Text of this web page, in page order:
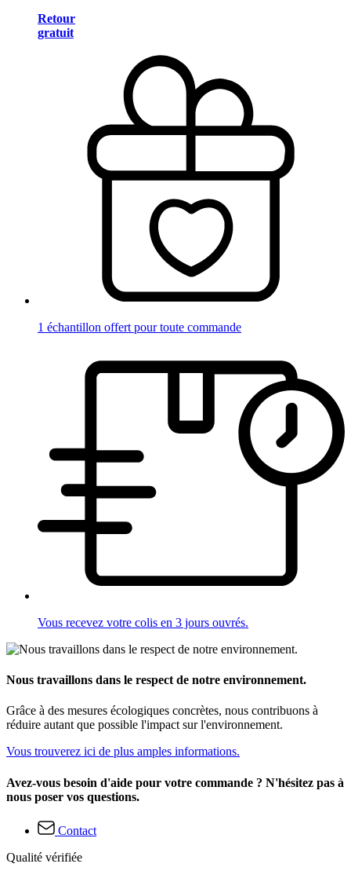
Retour
gratuit
1 échantillon offert pour toute commande
Vous recevez votre colis en 3 jours ouvrés.
Nous travaillons dans le respect de notre environnement.
Grâce à des mesures écologiques concrètes, nous contribuons à
réduire autant que possible l'impact sur l'environnement.
Vous trouverez ici de plus amples informations.
Avez-vous besoin d'aide pour votre commande ? N'hésitez pas à
nous poser vos questions.
Contact
Qualité vérifiée